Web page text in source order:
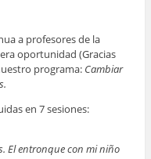
a profesores de la
oportunidad (Gracias
programa: Cambiar
en 7 sesiones:
El entronque con mi niño